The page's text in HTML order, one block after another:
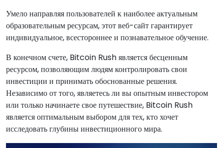
Умело направляя пользователей к наиболее актуальным
образовательным ресурсам, этот веб-сайт гарантирует
индивидуальное, всестороннее и познавательное обучение.
В конечном счете, Bitcoin Rush является бесценным
ресурсом, позволяющим людям контролировать свои
инвестиции и принимать обоснованные решения.
Независимо от того, являетесь ли вы опытным инвестором
или только начинаете свое путешествие, Bitcoin Rush
является оптимальным выбором для тех, кто хочет
исследовать глубины инвестиционного мира.